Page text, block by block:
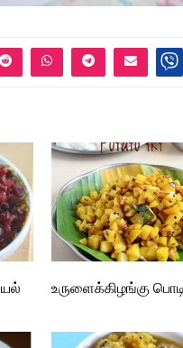
உருளைக்கிழங்கு